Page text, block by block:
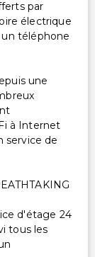
par
électrique
téléphone
une
à Internet
service de
d'étage 24
tous les